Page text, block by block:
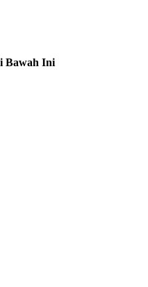
Bawah Ini